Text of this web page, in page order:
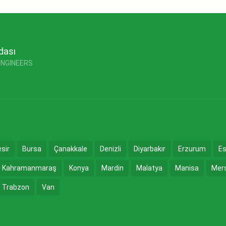
Bursa Çanakkale Denizli Diyarbakır Erzurum
Kahramanmaraş Konya Mardin Malatya Manisa
Trabzon Van